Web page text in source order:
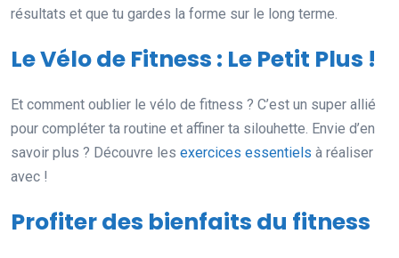
résultats et que tu gardes la forme sur le long terme.
Le Vélo de Fitness : Le Petit Plus !
Et comment oublier le vélo de fitness ? C’est un super allié
pour compléter ta routine et affiner ta silouhette. Envie d’en
savoir plus ? Découvre les exercices essentiels à réaliser
avec !
Profiter des bienfaits du fitness